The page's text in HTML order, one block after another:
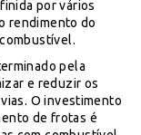
por vários
rendimento do
pela
e reduzir os
O investimento
de frotas é